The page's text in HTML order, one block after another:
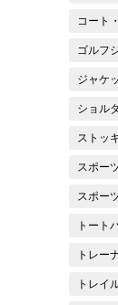
コート
ゴルフ
ジャケ
ショル
ストッ
スポー
スポー
トート
トレー
トレイ